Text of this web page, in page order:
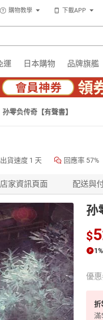
購物教學 下載APP
運 日本購物 品牌旗艦
孙零负传奇【有聲書】
出貨速度 1 天 回應率 57%
店家資訊頁面 配送與
孙
$
1%
優
折
滿